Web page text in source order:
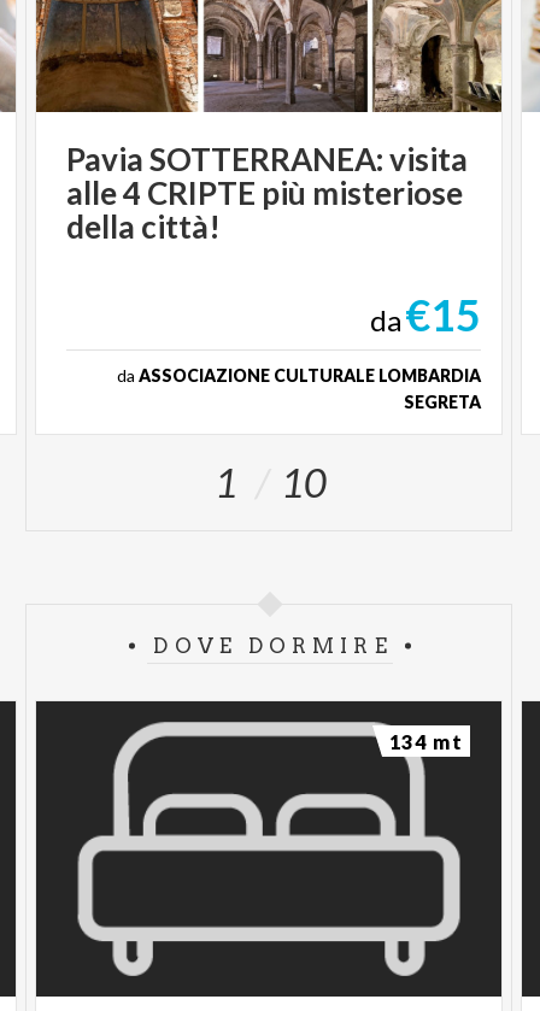
Pavia SOTTERRANEA: visita
alle 4 CRIPTE più misteriose
della città!
da€15
da ASSOCIAZIONE CULTURALE LOMBARDIA
SEGRETA
1 10
DOVE DORMIRE
134 mt